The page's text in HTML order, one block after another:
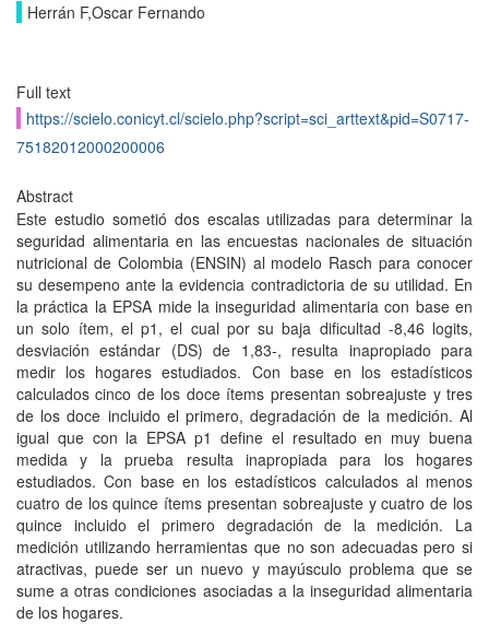
Herrán F,Oscar Fernando
Full text
https://scielo.conicyt.cl/scielo.php?script=sci_arttext&pid=S0717-
75182012000200006
Abstract
Este estudio sometió dos escalas utilizadas para determinar la
seguridad alimentaria en las encuestas nacionales de situación
nutricional de Colombia (ENSIN) al modelo Rasch para conocer
su desempeno ante la evidencia contradictoria de su utilidad. En
la práctica la EPSA mide la inseguridad alimentaria con base en
un solo ítem, el p1, el cual por su baja dificultad -8,46 logits,
desviación estándar (DS) de 1,83-, resulta inapropiado para
medir los hogares estudiados. Con base en los estadísticos
calculados cinco de los doce ítems presentan sobreajuste y tres
de los doce incluido el primero, degradación de la medición. Al
igual que con la EPSA p1 define el resultado en muy buena
medida y la prueba resulta inapropiada para los hogares
estudiados. Con base en los estadísticos calculados al menos
cuatro de los quince ítems presentan sobreajuste y cuatro de los
quince incluido el primero degradación de la medición. La
medición utilizando herramientas que no son adecuadas pero si
atractivas, puede ser un nuevo y mayúsculo problema que se
sume a otras condiciones asociadas a la inseguridad alimentaria
de los hogares.